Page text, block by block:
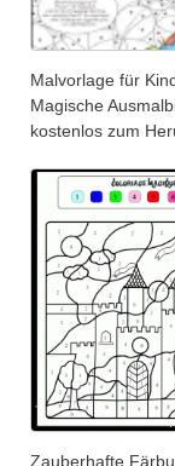
Malvorlage für
Magische
kostenlos zum
Zauberhafte